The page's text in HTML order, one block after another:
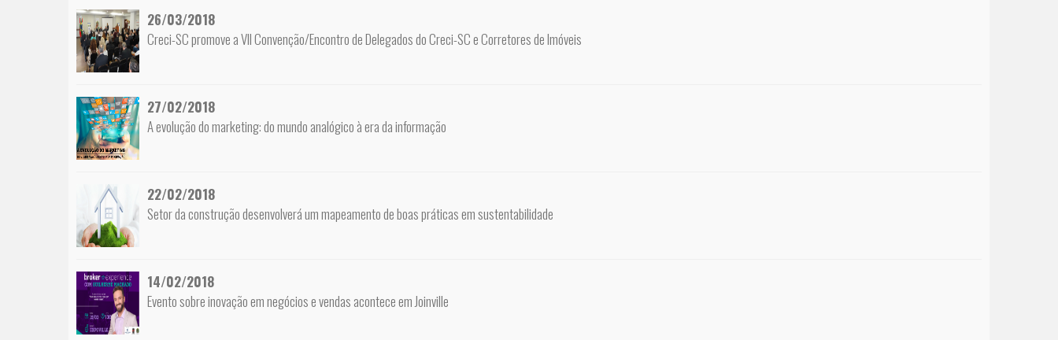
26/03/2018
Creci-SC promove a VII Convenção/Encontro de Delegados do Creci-SC e Corretores de Imóveis
27/02/2018
A evolução do marketing: do mundo analógico à era da informação
22/02/2018
Setor da construção desenvolverá um mapeamento de boas práticas em sustentabilidade
14/02/2018
Evento sobre inovação em negócios e vendas acontece em Joinville